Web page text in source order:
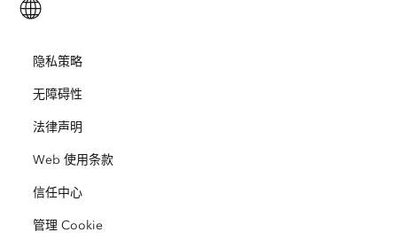
Esri Store
Esri 年轻专家关系网
活动
ArcUser
ArcNews
Esri Press
招贤纳士
开放视野
业务行为准则
ArcGIS for Student Use
保护
灾难响应
教育
隐私策略
无障碍性
法律声明
Web 使用条款
信任中心
管理 Cookie